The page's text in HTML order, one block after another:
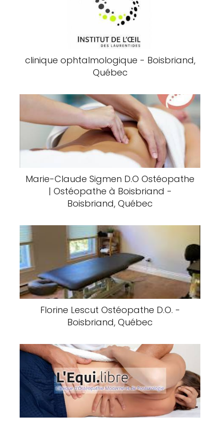
clinique ophtalmologique - Boisbriand,
Québec
Marie-Claude Sigmen D.O Ostéopathe
| Ostéopathe à Boisbriand -
Boisbriand, Québec
Florine Lescut Ostéopathe D.O. -
Boisbriand, Québec